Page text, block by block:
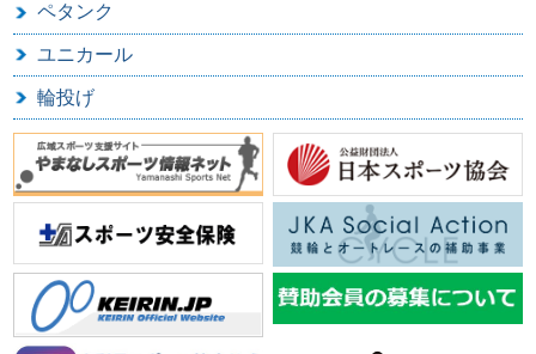
ペタンク
ユニカール
輪投げ